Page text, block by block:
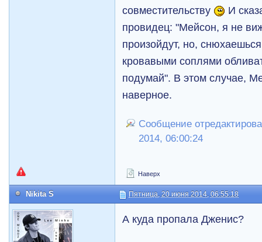
совместительству
И
провидец: "Мейсон, я не
произойдут, но,
кровавыми соплями
подумай". В этом случае,
наверное.
Сообщение
2014, 06:00:24
Наверх
Nikita S Пятница, 20 июня 2014, 06:55:18
А куда пропала Дженис?